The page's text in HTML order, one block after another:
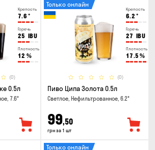
Крепость
7.6 °
Горечь
25 IBU
Плотность
12 %
(0)
0.5л
7.6°
Крепость
6.2 °
Горечь
27 IBU
Плотность
17.5 %
(0)
Только онлайн
Пиво Ципа Золота 0.5л
Светлое, Нефильтрованное, 6.2°
99,50
грн за 1 шт
Только онлайн